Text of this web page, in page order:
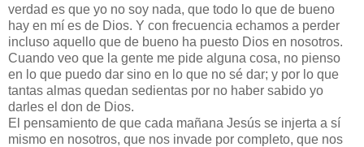
verdad es que yo no soy nada, que todo lo que de bueno
hay en mí es de Dios. Y con frecuencia echamos a perder
incluso aquello que de bueno ha puesto Dios en nosotros.
Cuando veo que la gente me pide alguna cosa, no pienso
en lo que puedo dar sino en lo que no sé dar; y por lo que
tantas almas quedan sedientas por no haber sabido yo
darles el don de Dios.
El pensamiento de que cada mañana Jesús se injerta a sí
mismo en nosotros, que nos invade por completo, que nos